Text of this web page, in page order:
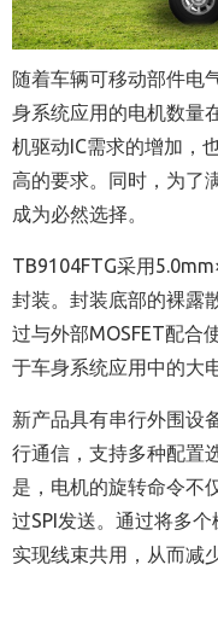
随着车辆可移动部件电
身系统应用的电机数量
机驱动IC需求的增加，
高的要求。同时，为了
成为必然选择。
TB9104FTG采用
封装。封装底部的裸露
过与外部MOSFET配合
于车身系统应用中的大
新产品具有串行外围设
行通信，支持多种配置
是，电机的旋转命令不
过SPI发送。通过将多
实现线束共用，从而减